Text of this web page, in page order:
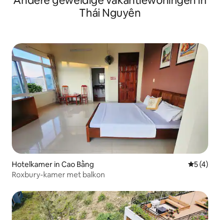
Thái Nguyên
Hotelkamer in Cao Bằng
5 (4)
Roxbury-kamer met balkon